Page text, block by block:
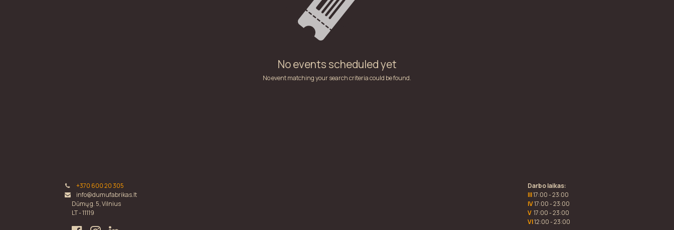
No events scheduled yet
No event matching your search criteria could be found.
+370 600 20 305
info@dumufabrikas.lt
Dūmų g. 5, Vilnius
LT - 11119
Darbo laikas:
III17:00 - 23:00
IV17:00 - 23:00
V 17:00 - 23:00
VI12:00 - 23:00